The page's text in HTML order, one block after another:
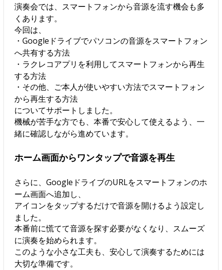
演奏会では、スマートフォンから音源を流す機会も多
くあります。
今回は、
・Googleドライブでパソコンの音源をスマートフォン
へ共有する方法
・ラクレコアプリを利用してスマートフォンから再生
する方法
・その他、ご本人が使いやすい方法でスマートフォン
から再生する方法
についてサポートしました。
機械が苦手な方でも、本番で安心して使えるよう、一
緒に確認しながら進めています。
ホーム画面からワンタップで音源を再生
さらに、GoogleドライブのURLをスマートフォンのホ
ーム画面へ追加し、
アイコンをタップするだけで音源を開けるよう設定し
ました。
本番前に慌てて音源を探す必要がなくなり、スムーズ
に演奏を始められます。
このような小さな工夫も、安心して演奏するためには
大切な準備です。